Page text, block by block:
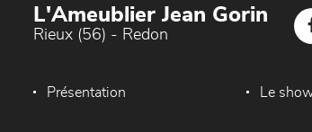
L'Ameublier Jean Gorin
Rieux (56) - Redon
Présentation Le